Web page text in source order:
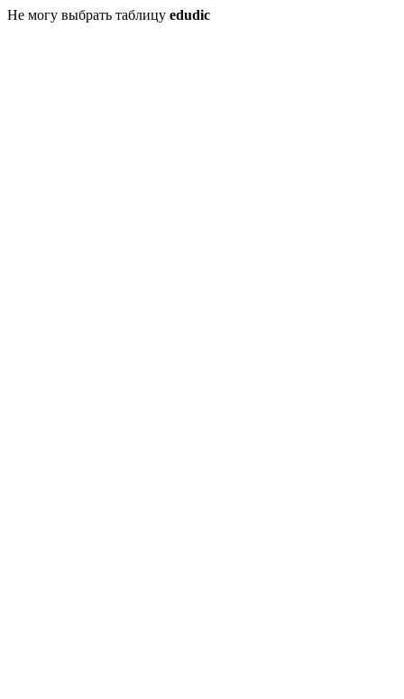
Не могу выбрать таблицу edudic